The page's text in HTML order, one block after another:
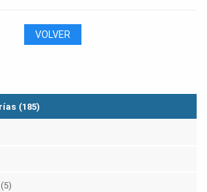
VOLVER
(185)
(5)